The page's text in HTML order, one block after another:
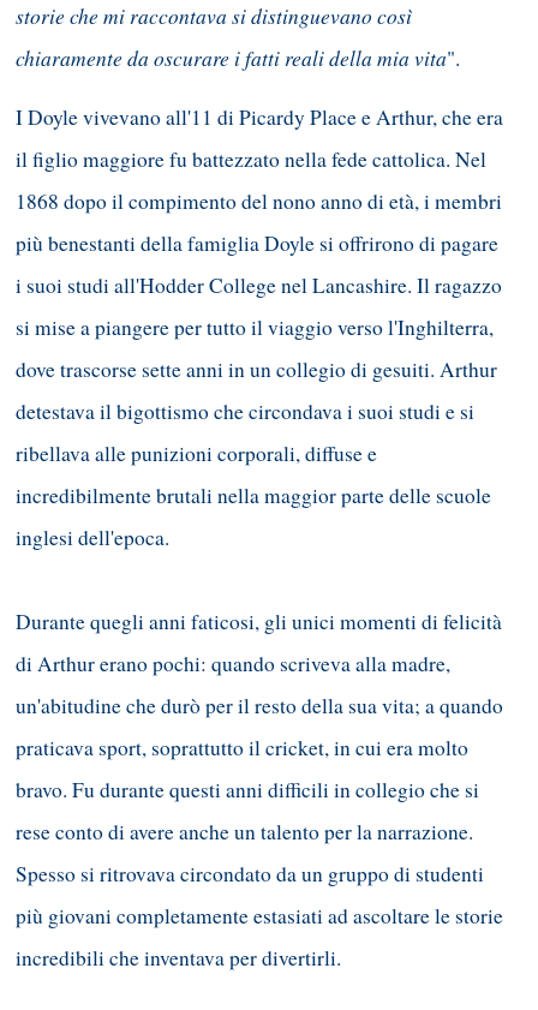
storie che mi raccontava si distinguevano così
chiaramente da oscurare i fatti reali della mia vita".
I Doyle vivevano all'11 di Picardy Place e Arthur, che era
il figlio maggiore fu battezzato nella fede cattolica. Nel
1868 dopo il compimento del nono anno di età, i membri
più benestanti della famiglia Doyle si offrirono di pagare
i suoi studi all'Hodder College nel Lancashire. Il ragazzo
si mise a piangere per tutto il viaggio verso l'Inghilterra,
dove trascorse sette anni in un collegio di gesuiti. Arthur
detestava il bigottismo che circondava i suoi studi e si
ribellava alle punizioni corporali, diffuse e
incredibilmente brutali nella maggior parte delle scuole
inglesi dell'epoca.
Durante quegli anni faticosi, gli unici momenti di felicità
di Arthur erano pochi: quando scriveva alla madre,
un'abitudine che durò per il resto della sua vita; a quando
praticava sport, soprattutto il cricket, in cui era molto
bravo. Fu durante questi anni difficili in collegio che si
rese conto di avere anche un talento per la narrazione.
Spesso si ritrovava circondato da un gruppo di studenti
più giovani completamente estasiati ad ascoltare le storie
incredibili che inventava per divertirli.